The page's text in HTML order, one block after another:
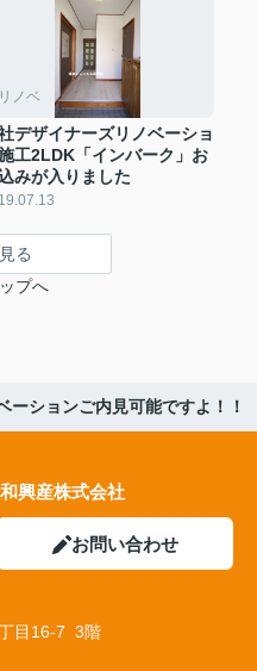
リノベ
デザイナーズリノベーショ
工2LDK「インバーク」お
みが入りました
る
プへ
ーションご内見可能ですよ！！
興産株式会社
お問い合わせ
目16-7 3階